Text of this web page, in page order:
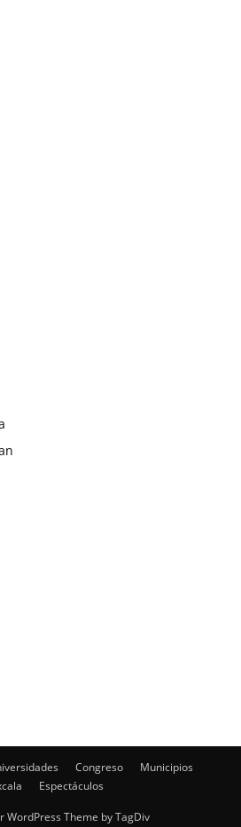
Congreso
Municipios
Espectáculos
WordPress Theme by TagDiv